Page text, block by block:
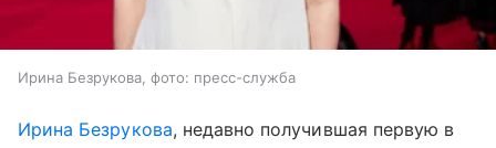
Ирина Безрукова, фото: пресс-служба
Ирина Безрукова, недавно получившая первую в